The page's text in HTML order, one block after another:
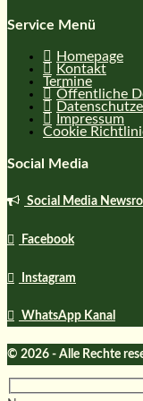
Service Menü
Homepage
Kontakt
Termine
Öffentliche
Impressum
Cookie
Social Media
Social Media
Facebook
Instagram
WhatsApp Kanal
© 2026 - Alle Rechte